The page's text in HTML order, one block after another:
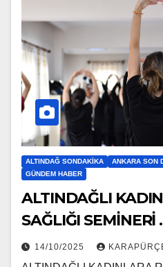
ALTINDAĞ SONDAKIKA ANKARA SON
GÜNDEM HABER
ALTINDAĞLI
SAĞLIĞI
14/10/2025